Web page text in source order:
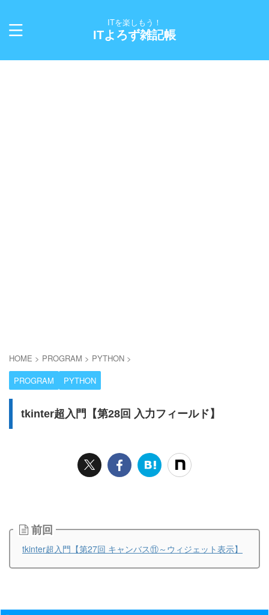
ITを楽しもう！
ITよろず雑記帳
HOME > PROGRAM > PYTHON >
PROGRAM
PYTHON
tkinter超入門【第28回 入力フィールド】
前回
tkinter超入門【第27回 キャンバス⑪～ウィジェット表示】